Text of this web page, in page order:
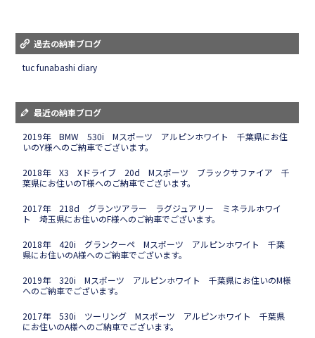
過去の納車ブログ
tuc funabashi diary
最近の納車ブログ
2019年 BMW 530i Mスポーツ アルピンホワイト 千葉県にお住
いのY様へのご納車でございます。
2018年 X3 Xドライブ 20d Mスポーツ ブラックサファイア 千
葉県にお住いのT様へのご納車でございます。
2017年 218d グランツアラー ラグジュアリー ミネラルホワイ
ト 埼玉県にお住いのF様へのご納車でございます。
2018年 420i グランクーペ Mスポーツ アルピンホワイト 千葉
県にお住いのA様へのご納車でございます。
2019年 320i Mスポーツ アルピンホワイト 千葉県にお住いのM様
へのご納車でございます。
2017年 530i ツーリング Mスポーツ アルピンホワイト 千葉県
にお住いのA様へのご納車でございます。